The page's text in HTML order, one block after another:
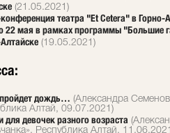
(21.05.2021)
театра "Et Cetera" в Горно-
22 мая в рамках программы "Большие
(19.05.2021)
дождь… (Александра
Алтай, 09.07.2021)
для девочек разного возраста
Республика Алтай,